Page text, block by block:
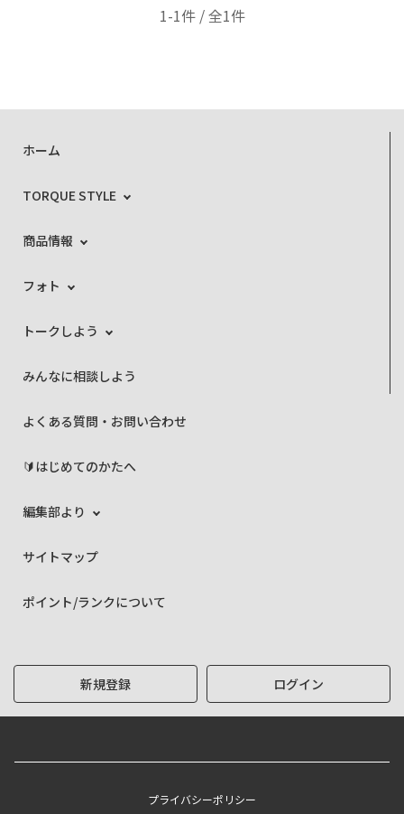
1-1件 / 全1件
ホーム
TORQUE STYLE
商品情報
フォト
トークしよう
みんなに相談しよう
よくある質問・お問い合わせ
🔰はじめてのかたへ
編集部より
サイトマップ
ポイント/ランクについて
新規登録 ログイン
プライバシーポリシー